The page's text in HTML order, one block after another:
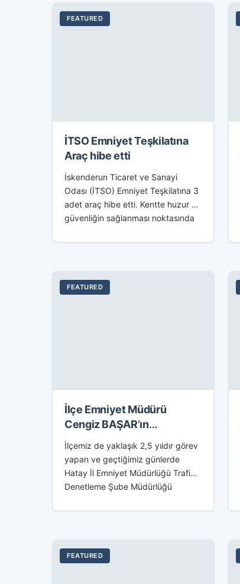
FEATURED
İTSO Emniyet Teşkilatına
Araç hibe etti
İskenderun Ticaret ve Sanayi
Odası (İTSO) Emniyet Teşkilatına 3
adet araç hibe etti. Kentte huzur ve
güvenliğin sağlanması noktasında
Emniyet teşkilatına araçları İTSO
FEATURED
İlçe Emniyet Müdürü
Cengiz BAŞAR’ın
Kaymakam Özyiğit’e Veda
Ziyareti
İlçemiz de yaklaşık 2,5 yıldır görev
yapan ve geçtiğimiz günlerde
Hatay İl Emniyet Müdürlüğü Trafik
Denetleme Şube Müdürlüğü
Müdürü Cengiz Başar ile Hatay İl
FEATURED